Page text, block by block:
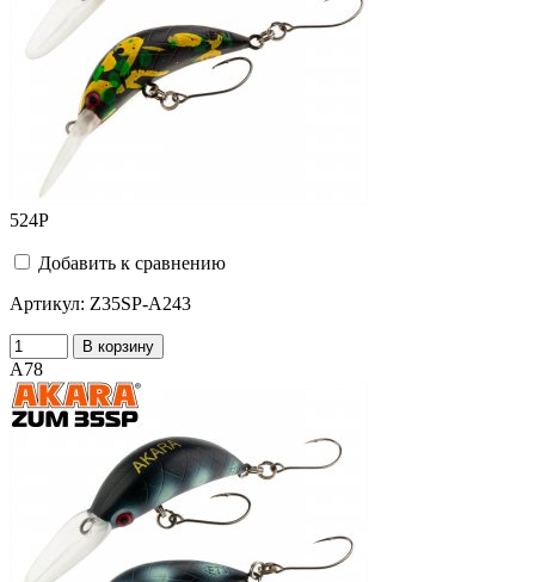
524Р
Добавить к сравнению
Артикул: Z35SP-A243
В корзину
A78